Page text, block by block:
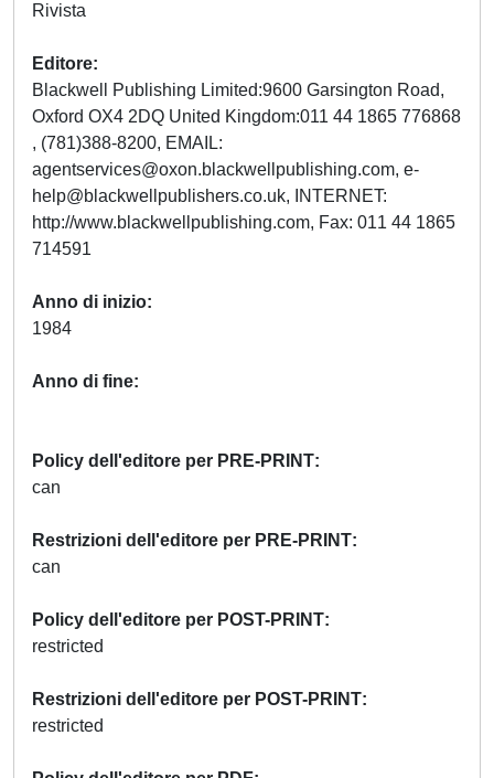
Rivista
Editore
Blackwell Publishing Limited:9600 Garsington Road,
Oxford OX4 2DQ United Kingdom:011 44 1865 776868
, (781)388-8200, EMAIL:
agentservices@oxon.blackwellpublishing.com, e-
help@blackwellpublishers.co.uk, INTERNET:
http://www.blackwellpublishing.com, Fax: 011 44 1865
Anno di inizio
Anno di fine
Policy dell'editore per PRE-PRINT
Restrizioni dell'editore per PRE-PRINT
Policy dell'editore per POST-PRINT
Restrizioni dell'editore per POST-PRINT